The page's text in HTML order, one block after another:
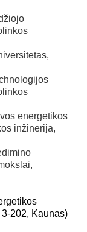
energetikos
inžinerija,
202, Kaunas)